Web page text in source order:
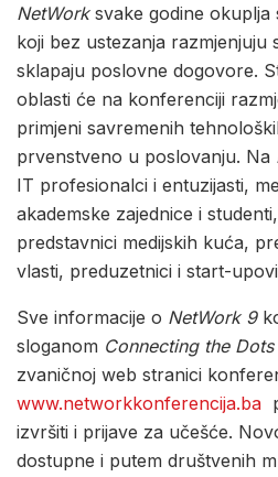
NetWorksvake godine okuplja
koji bez ustezanja razmjenjuju
sklapaju poslovne dogovore.
oblasti će na konferenciji
primjeni savremenih
prvenstveno u poslovanju. Na
IT profesionalci i entuzijasti,
akademske zajednice i
predstavnici medijskih kuća,
vlasti, preduzetnici i start-
Sve informacije o NetWork 9
sloganom Connecting the Dots
zvaničnoj web stranici
www.networkkonferencija.ba
izvršiti i prijave za učešće.
dostupne i putem društvenih